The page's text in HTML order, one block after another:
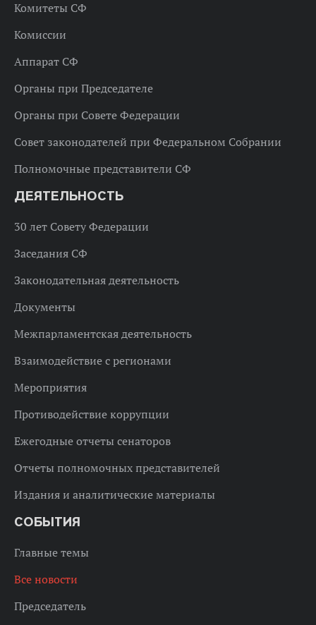
Комитеты СФ
Комиссии
Аппарат СФ
Органы при Председателе
Органы при Совете Федерации
Совет законодателей при Федеральном Собрании
Полномочные представители СФ
ДЕЯТЕЛЬНОСТЬ
30 лет Совету Федерации
Заседания СФ
Законодательная деятельность
Документы
Межпарламентская деятельность
Взаимодействие с регионами
Мероприятия
Противодействие коррупции
Ежегодные отчеты сенаторов
Отчеты полномочных представителей
Издания и аналитические материалы
СОБЫТИЯ
Главные темы
Все новости
Председатель